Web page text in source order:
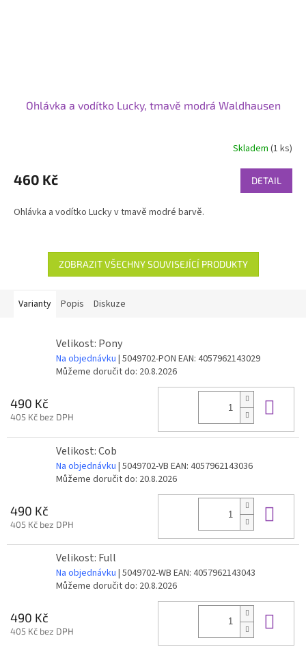
Ohlávka a vodítko Lucky, tmavě modrá Waldhausen
Skladem (1 ks)
460 Kč DETAIL
Ohlávka a vodítko Lucky v tmavě modré barvě.
ZOBRAZIT VŠECHNY SOUVISEJÍCÍ PRODUKTY
Varianty Popis Diskuze
Velikost: Pony
Na objednávku | 5049702-PON EAN: 4057962143029
Můžeme doručit do: 20.8.2026
490 Kč
405 Kč bez DPH
Velikost: Cob
Na objednávku | 5049702-VB EAN: 4057962143036
Můžeme doručit do: 20.8.2026
490 Kč
405 Kč bez DPH
Velikost: Full
Na objednávku | 5049702-WB EAN: 4057962143043
Můžeme doručit do: 20.8.2026
490 Kč
405 Kč bez DPH